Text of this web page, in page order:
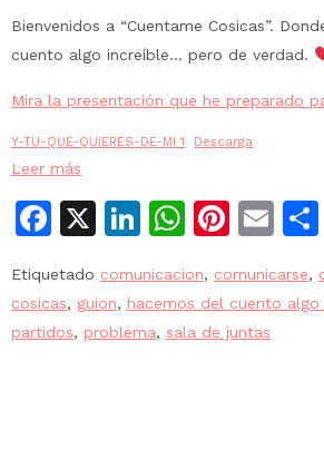
Bienvenidos a “Cuentame Cosicas”.
cuento algo increíble… pero de verdad.
Mira la presentación que he preparado
Y-TU-QUE-QUIERES-DE-MI 1 Descarga
Leer más
Facebook
X LinkedIn
Etiquetado comunicacion, comunicarse,
cosicas, guion, hacemos del cuento algo
partidos, problema, sala de juntas